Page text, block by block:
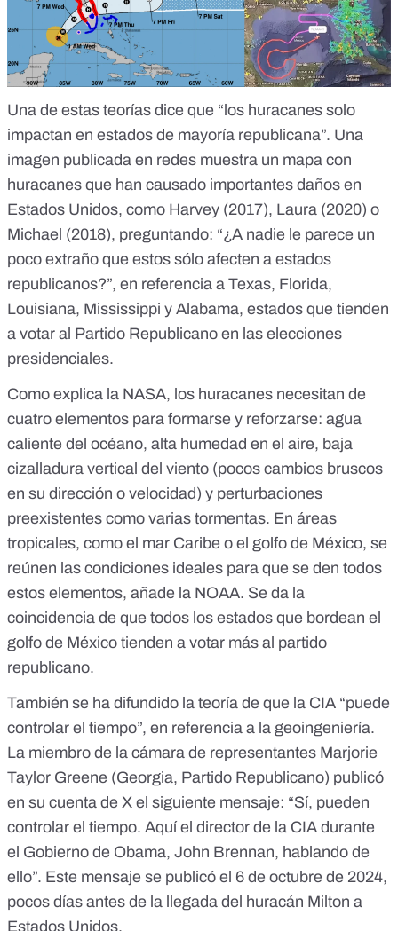
Una de estas teorías dice que “los huracanes solo
impactan en estados de mayoría republicana”. Una
imagen publicada en redes muestra un mapa con
huracanes que han causado importantes daños en
Estados Unidos, como Harvey (2017), Laura (2020) o
Michael (2018), preguntando: “¿A nadie le parece un
poco extraño que estos sólo afecten a estados
republicanos?”, en referencia a Texas, Florida,
Louisiana, Mississippi y Alabama, estados que tienden
a votar al Partido Republicano en las elecciones
presidenciales.
Como explica la NASA, los huracanes necesitan de
cuatro elementos para formarse y reforzarse: agua
caliente del océano, alta humedad en el aire, baja
cizalladura vertical del viento (pocos cambios bruscos
en su dirección o velocidad) y perturbaciones
preexistentes como varias tormentas. En áreas
tropicales, como el mar Caribe o el golfo de México, se
reúnen las condiciones ideales para que se den todos
estos elementos, añade la NOAA. Se da la
coincidencia de que todos los estados que bordean el
golfo de México tienden a votar más al partido
republicano.
También se ha difundido la teoría de que la CIA “puede
controlar el tiempo”, en referencia a la geoingeniería.
La miembro de la cámara de representantes Marjorie
Taylor Greene (Georgia, Partido Republicano) publicó
en su cuenta de X el siguiente mensaje: “Sí, pueden
controlar el tiempo. Aquí el director de la CIA durante
el Gobierno de Obama, John Brennan, hablando de
ello”. Este mensaje se publicó el 6 de octubre de 2024,
pocos días antes de la llegada del huracán Milton a
Estados Unidos.